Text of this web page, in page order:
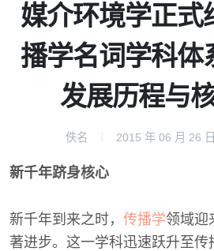
媒介环境学正式
播学名词学科体
发展历程与
佚名 2015 年 06 月 26 日
新千年跻身核心
新千年到来之时， 传播学领域迎
著进步。这一学科迅速跃升至传